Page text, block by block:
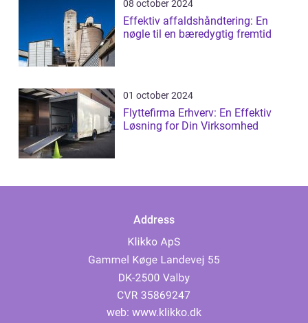
08 october 2024
Effektiv affaldshåndtering: En
nøgle til en bæredygtig fremtid
01 october 2024
Flyttefirma Erhverv: En Effektiv
Løsning for Din Virksomhed
Address
web: www.klikko.dk